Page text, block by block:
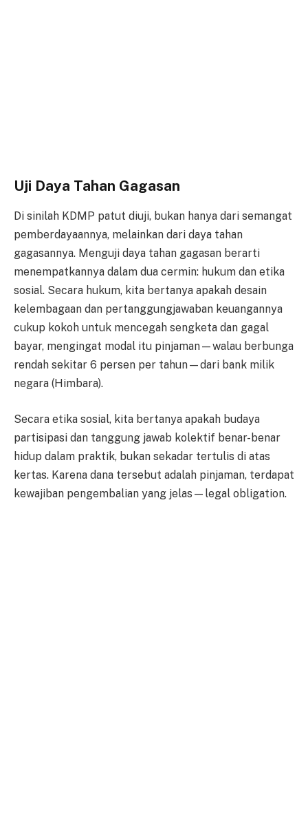
Uji Daya Tahan Gagasan
Di sinilah KDMP patut diuji, bukan hanya dari semangat
pemberdayaannya, melainkan dari daya tahan
gagasannya. Menguji daya tahan gagasan berarti
menempatkannya dalam dua cermin: hukum dan etika
sosial. Secara hukum, kita bertanya apakah desain
kelembagaan dan pertanggungjawaban keuangannya
cukup kokoh untuk mencegah sengketa dan gagal
bayar, mengingat modal itu pinjaman—walau berbunga
rendah sekitar 6 persen per tahun—dari bank milik
negara (Himbara).
Secara etika sosial, kita bertanya apakah budaya
partisipasi dan tanggung jawab kolektif benar-benar
hidup dalam praktik, bukan sekadar tertulis di atas
kertas. Karena dana tersebut adalah pinjaman, terdapat
kewajiban pengembalian yang jelas—legal obligation.